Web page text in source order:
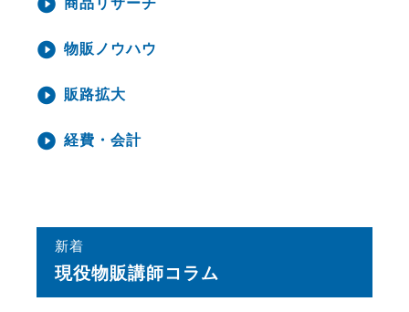
商品リサーチ
物販ノウハウ
販路拡大
経費・会計
新着
現役物販講師コラム